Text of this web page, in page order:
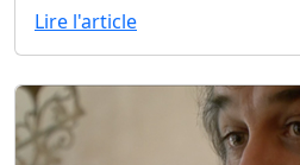
Lire l'article